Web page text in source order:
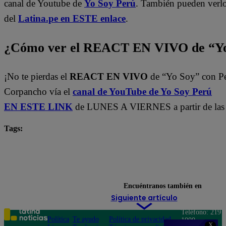
canal de Youtube de Yo Soy Perú. También pueden
del Latina.pe en ESTE enlace.
¿Cómo ver el REACT EN VIVO de
¡No te pierdas el REACT EN VIVO de “Yo Soy” con
Corpancho vía el canal de YouTube de Yo Soy Perú
EN ESTE LINK de LUNES A VIERNES a partir de
Tags:
Siguiente artículo
Encuéntranos también en
Política Te ayudo
Política de privacidad
Teléfono: 219
1000